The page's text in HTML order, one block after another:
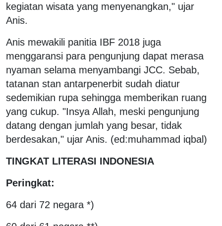
kegiatan wisata yang menyenangkan," ujar
Anis.
Anis mewakili panitia IBF 2018 juga
menggaransi para pengunjung dapat merasa
nyaman selama menyambangi JCC. Sebab,
tatanan stan antarpenerbit sudah diatur
sedemikian rupa sehingga memberikan ruang
yang cukup. "Insya Allah, meski pengunjung
datang dengan jumlah yang besar, tidak
berdesakan," ujar Anis. (ed:muhammad iqbal)
TINGKAT LITERASI INDONESIA
Peringkat:
64 dari 72 negara *)